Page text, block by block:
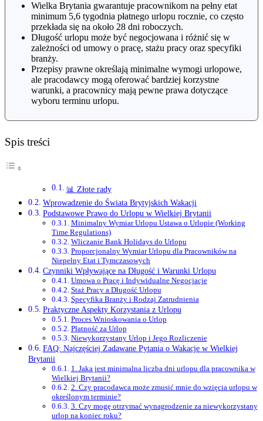
Wielka Brytania gwarantuje pracownikom na pełny etat
minimum 5,6 tygodnia płatnego urlopu rocznie, co często
przekłada się na około 28 dni roboczych.
Długość urlopu może być negocjowana i różnić się w
zależności od umowy o pracę, stażu pracy oraz specyfiki
branży.
Przepisy prawne określają minimalne wymogi urlopowe,
ale pracodawcy mogą oferować bardziej korzystne
warunki, a pracownicy mają pewne prawa dotyczące
wyboru terminu urlopu.
Spis treści
📊 Złote rady
Wprowadzenie do Świata Brytyjskich Wakacji
Podstawowe Prawo do Urlopu w Wielkiej Brytanii
Minimalny Wymiar Urlopu Ustawa o Urlopie (Working
Time Regulations)
Wliczanie Bank Holidays do Urlopu
Proporcjonalny Wymiar Urlopu dla Pracowników na
Niepełny Etat i Tymczasowych
Czynniki Wpływające na Długość i Warunki Urlopu
Umowa o Pracę i Indywidualne Negocjacje
Staż Pracy a Długość Urlopu
Specyfika Branży i Rodzaj Zatrudnienia
Praktyczne Aspekty Korzystania z Urlopu
Proces Wnioskowania o Urlop
Płatność za Urlop
Niewykorzystany Urlop i Jego Rozliczenie
FAQ: Najczęściej Zadawane Pytania o Wakacje w Wielkiej
Brytanii
1. Jaka jest minimalna liczba dni urlopu dla pracownika w
Wielkiej Brytanii?
2. Czy pracodawca może zmusić mnie do wzięcia urlopu w
określonym terminie?
3. Czy mogę otrzymać wynagrodzenie za niewykorzystany
urlop na koniec roku?